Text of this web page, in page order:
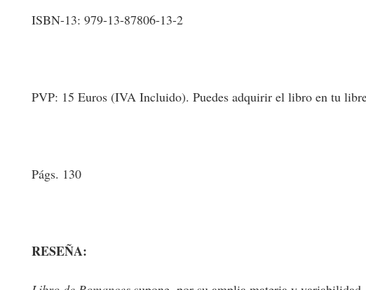
ISBN-13: 979-13-87806-13-2
PVP: 15 Euros (IVA Incluido). Puedes adquirir el libro en tu
Págs. 130
RESEÑA: